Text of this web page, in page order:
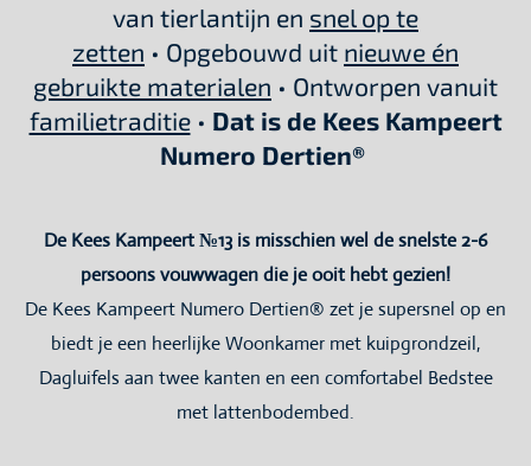
van tierlantijn en snel op te
zetten • Opgebouwd uit nieuwe én
gebruikte materialen • Ontworpen vanuit
familietraditie• Dat is de Kees Kampeert
Numero Dertien®
De Kees Kampeert №13 is misschien wel de snelste 2-6
persoons vouwwagen die je ooit hebt gezien!
De Kees Kampeert Numero Dertien® zet je supersnel op en
biedt je een heerlijke Woonkamer met kuipgrondzeil,
Dagluifels aan twee kanten en een comfortabel Bedstee
met lattenbodembed.